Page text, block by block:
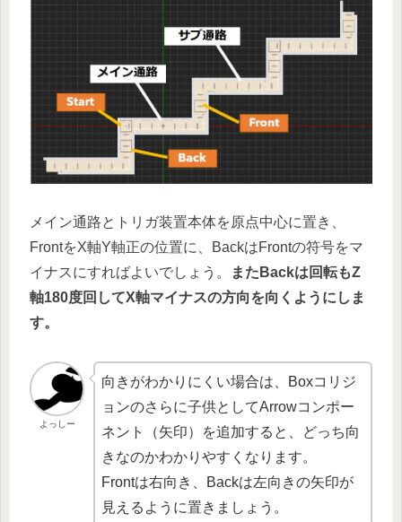
メイン通路とトリガ装置本体を原点中心に置き、
FrontをX軸Y軸正の位置に、BackはFrontの符号をマ
イナスにすればよいでしょう。
またBackは回転もZ
軸180度回してX軸マイナスの方向を向くようにしま
す。
よっしー
向きがわかりにくい場合は、Boxコリジ
ョンのさらに子供としてArrowコンポー
ネント（矢印）を追加すると、どっち向
きなのかわかりやすくなります。
Frontは右向き、Backは左向きの矢印が
見えるように置きましょう。